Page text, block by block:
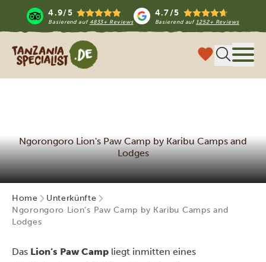
4.9/5
Basierend auf 4833+ Reviews
4.7/5
Basierend auf1252+ Reviews
Tanzania Specialist
Ngorongoro Lion's Paw Camp by Karibu Camps and
Lodges
Home
Unterkünfte
Ngorongoro Lion’s Paw Camp by Karibu Camps and
Lodges
Das Lion’s Paw Camp liegt inmitten eines